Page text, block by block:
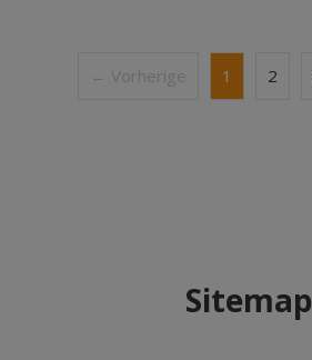
← Vorherige 1 2
Sitemap